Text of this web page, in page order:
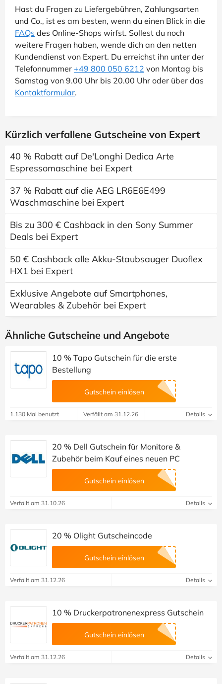
Hast du Fragen zu Liefergebühren, Zahlungsarten
und Co., ist es am besten, wenn du einen Blick in die
FAQs des Online-Shops wirfst. Sollest du noch
weitere Fragen haben, wende dich an den netten
Kundendienst von Expert. Du erreichst ihn unter der
Telefonnummer +49 800 050 6212 von Montag bis
Samstag von 9.00 Uhr bis 20.00 Uhr oder über das
Kontaktformular.
Kürzlich verfallene Gutscheine von Expert
40 % Rabatt auf De'Longhi Dedica Arte
Espressomaschine bei Expert
37 % Rabatt auf die AEG LR6E6E499
Waschmaschine bei Expert
Bis zu 300 € Cashback in den Sony Summer
Deals bei Expert
50 € Cashback alle Akku-Staubsauger Duoflex
HX1 bei Expert
Exklusive Angebote auf Smartphones,
Wearables & Zubehör bei Expert
Ähnliche Gutscheine und Angebote
10 % Tapo Gutschein für die erste
Bestellung
Gutschein einlösen
1.130 Mal benutzt Verfällt am 31.12.26 Details
20 % Dell Gutschein für Monitore &
Zubehör beim Kauf eines neuen PC
Gutschein einlösen
Verfällt am 31.10.26 Details
20 % Olight Gutscheincode
Gutschein einlösen
Verfällt am 31.12.26 Details
10 % Druckerpatronenexpress Gutschein
Gutschein einlösen
Verfällt am 31.12.26 Details